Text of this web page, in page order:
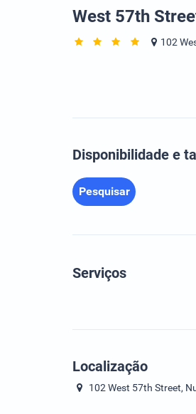
West 57th
102
Disponibilidade e
Pesquisar
Serviços
Localização
102 West 57th Street,